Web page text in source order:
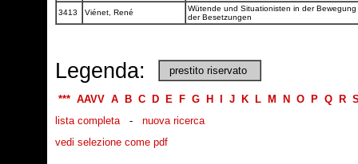
3413
Viénet, René
Wütende und Situationisten in der Bewegung
der Besetzungen
Legenda: prestito riservato
*** AAVV A B C D E F G H J K L M N O P Q R
lista completa- nuova ricerca
vedi selezione come pdf